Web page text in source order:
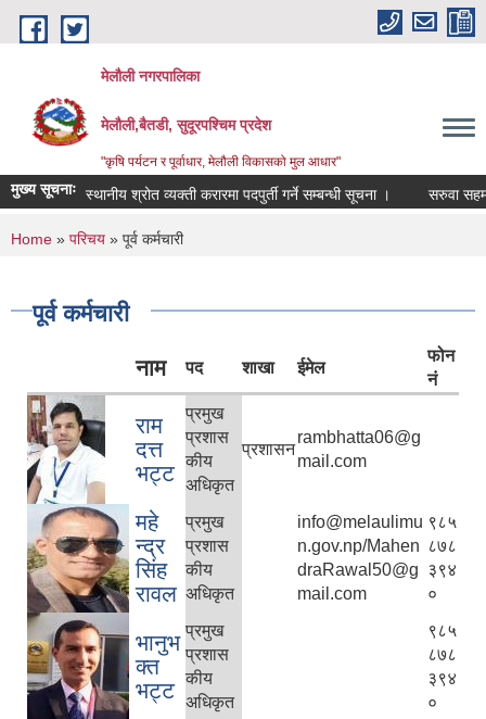
Skip to main content
मेलौली नगरपालिका
मेलौली,बैतडी, सुदूरपश्‍चिम प्रदेश
"कृषि पर्यटन र पूर्वाधार, मेलौली विकासको मुल आधार"
मुख्य सूचनाःस्थानीय श्रोत व्यक्ती करारमा पदपुर्ती गर्ने सम्बन्धी सूचना । सरुवा सहमती
You are here
Home » परिचय » पूर्व कर्मचारी
पूर्व कर्मचारी
नाम पद शाखा ईमेल
फोन
नं
राम
दत्त
भट्ट
प्रमुख
प्रशास
कीय
अधिकृत
प्रशासन
rambhatta06@g
mail.com
महे
न्द्र
सिंह
रावल
प्रमुख
प्रशास
कीय
अधिकृत
info@melaulimu
n.gov.np/Mahen
draRawal50@g
mail.com
९८५
८७८
३९४
०
भानुभ
क्त
भट्ट
प्रमुख
प्रशास
कीय
अधिकृत
९८५
८७८
३९४
०